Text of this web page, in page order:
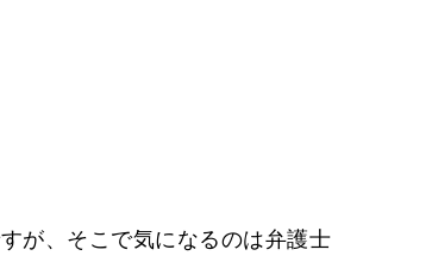
が、そこで気になるのは弁護士